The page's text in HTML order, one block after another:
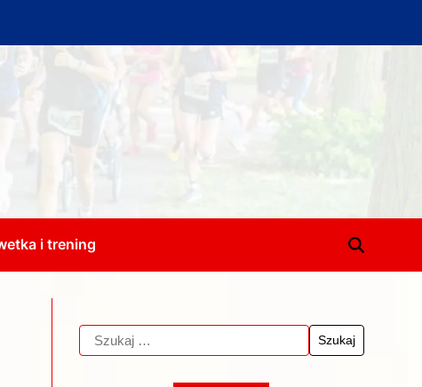
i trening